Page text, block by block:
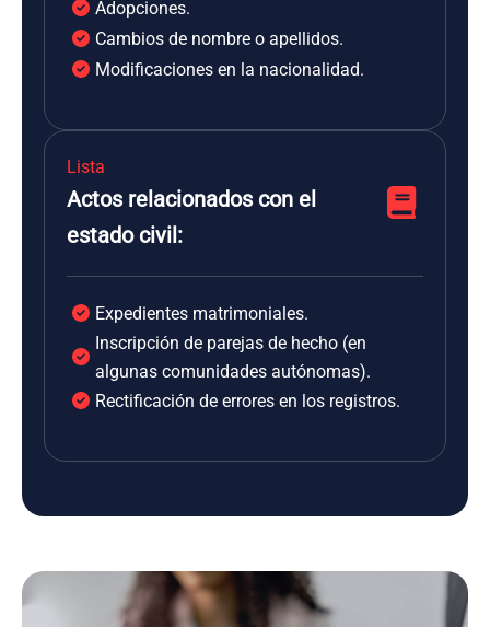
Adopciones.
Cambios de nombre o apellidos.
Modificaciones en la nacionalidad.
Lista
Actos relacionados con el
estado civil:
Expedientes matrimoniales.
Inscripción de parejas de hecho (en
algunas comunidades autónomas).
Rectificación de errores en los registros.